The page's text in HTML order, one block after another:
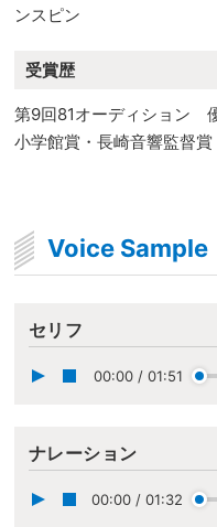
ンスピン
受賞歴
第9回81オーディション
小学館賞・長崎音響監督賞
Voice Sample
セリフ
00:00 / 01:51
ナレーション
00:00 / 01:32